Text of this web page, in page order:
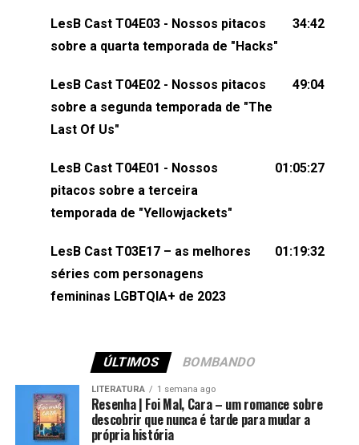
comentários, perguntas ou qualquer outra coisa,
nos envie uma mensagem pelas redes sociais ou
esqueça de visitar nosso site e também redes
sociais:Twitter: ⁠⁠⁠⁠@lesbout_br⁠⁠⁠⁠ Instagram: ⁠⁠⁠⁠@lesbout_br⁠⁠⁠⁠
(⁠⁠⁠⁠⁠⁠@KarolenPassos⁠⁠⁠⁠⁠⁠)Participação de Bruna Fentanes
(⁠⁠⁠⁠@brunarfentanes⁠⁠⁠⁠) e Pollyelly FlorêncioEdição de
Naiady Machado
LesB Cast T04E03 - Nossos pitacos
sobre a quarta temporada de "Hacks"
34:42
LesB Cast T04E02 - Nossos pitacos
sobre a segunda temporada de "The
Last Of Us"
49:04
LesB Cast T04E01 - Nossos
pitacos sobre a terceira
temporada de "Yellowjackets"
01:05:27
LesB Cast T03E17 – as melhores
séries com personagens
femininas LGBTQIA+ de 2023
01:19:32
ÚLTIMOS BOMBANDO
LITERATURA 1 semana ago
Resenha | Foi Mal, Cara – um romance sobre
descobrir que nunca é tarde para mudar a
própria história